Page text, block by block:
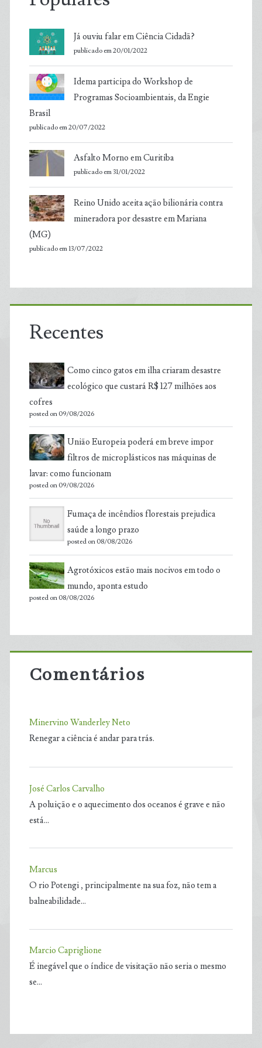
Já ouviu falar em Ciência Cidadã?
publicado em 20/01/2022
Idema participa do Workshop de
Programas Socioambientais, da Engie
Brasil
publicado em 20/07/2022
Asfalto Morno em Curitiba
publicado em 31/01/2022
Reino Unido aceita ação bilionária contra
mineradora por desastre em Mariana
(MG)
publicado em 13/07/2022
Recentes
Como cinco gatos em ilha criaram desastre
ecológico que custará R$ 127 milhões aos
cofres
posted on 09/08/2026
União Europeia poderá em breve impor
filtros de microplásticos nas máquinas de
lavar: como funcionam
posted on 09/08/2026
Fumaça de incêndios florestais prejudica
saúde a longo prazo
posted on 08/08/2026
Agrotóxicos estão mais nocivos em todo o
mundo, aponta estudo
posted on 08/08/2026
Comentários
Minervino Wanderley Neto
Renegar a ciência é andar para trás.
José Carlos Carvalho
A poluição e o aquecimento dos oceanos é grave e não
está…
Marcus
O rio Potengi , principalmente na sua foz, não tem a
balneabilidade…
Marcio Capriglione
É inegável que o índice de visitação não seria o mesmo
se…